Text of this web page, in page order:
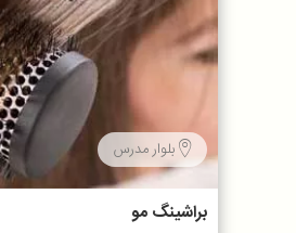
بلوار مدرس
براشینگ مو